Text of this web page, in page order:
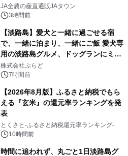
販売！～毎月１０日の定例企画～
JA全農の産直通販JAタウン
3時間前
【淡路島】愛犬と一緒に過ごせる宿
で、一緒に泊まり、一緒にご飯 愛犬専
用の淡路島グルメ、ドッグランにミニ
プール グランピングとトレーラーハウ
スの2施設で
株式会社ぷらど
7時間前
【2026年8月版】ふるさと納税でもら
える『玄米』の還元率ランキングを発
表
とくさと-ふるさと納税還元率ランキング-
10時間前
時間に追われず、丸ごと1日淡路島グ